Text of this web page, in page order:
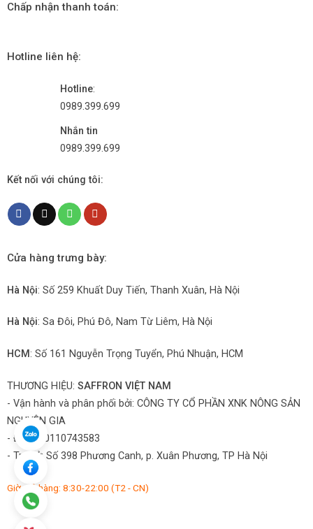
Chấp nhận thanh toán:
Hotline liên hệ:
Hotline:
0989.399.699
Nhắn tin
0989.399.699
Kết nối với chúng tôi:
Cửa hàng trưng bày:
Hà Nội: Số 259 Khuất Duy Tiến, Thanh Xuân, Hà Nội
Hà Nội: Sa Đôi, Phú Đô, Nam Từ Liêm, Hà Nội
HCM : Số 161 Nguyễn Trọng Tuyển, Phú Nhuận, HCM
THƯƠNG HIỆU: SAFFRON VIỆT NAM
- Vận hành và phân phối bởi: CÔNG TY CỔ PHẦN XNK NÔNG SẢN
NGUYÊN GIA
- ĐKKD: 0110743583
- Trụ sở: Số 398 Phương Canh, p. Xuân Phương, TP Hà Nội
Giờ mở hàng: 8:30-22:00 (T2 - CN)